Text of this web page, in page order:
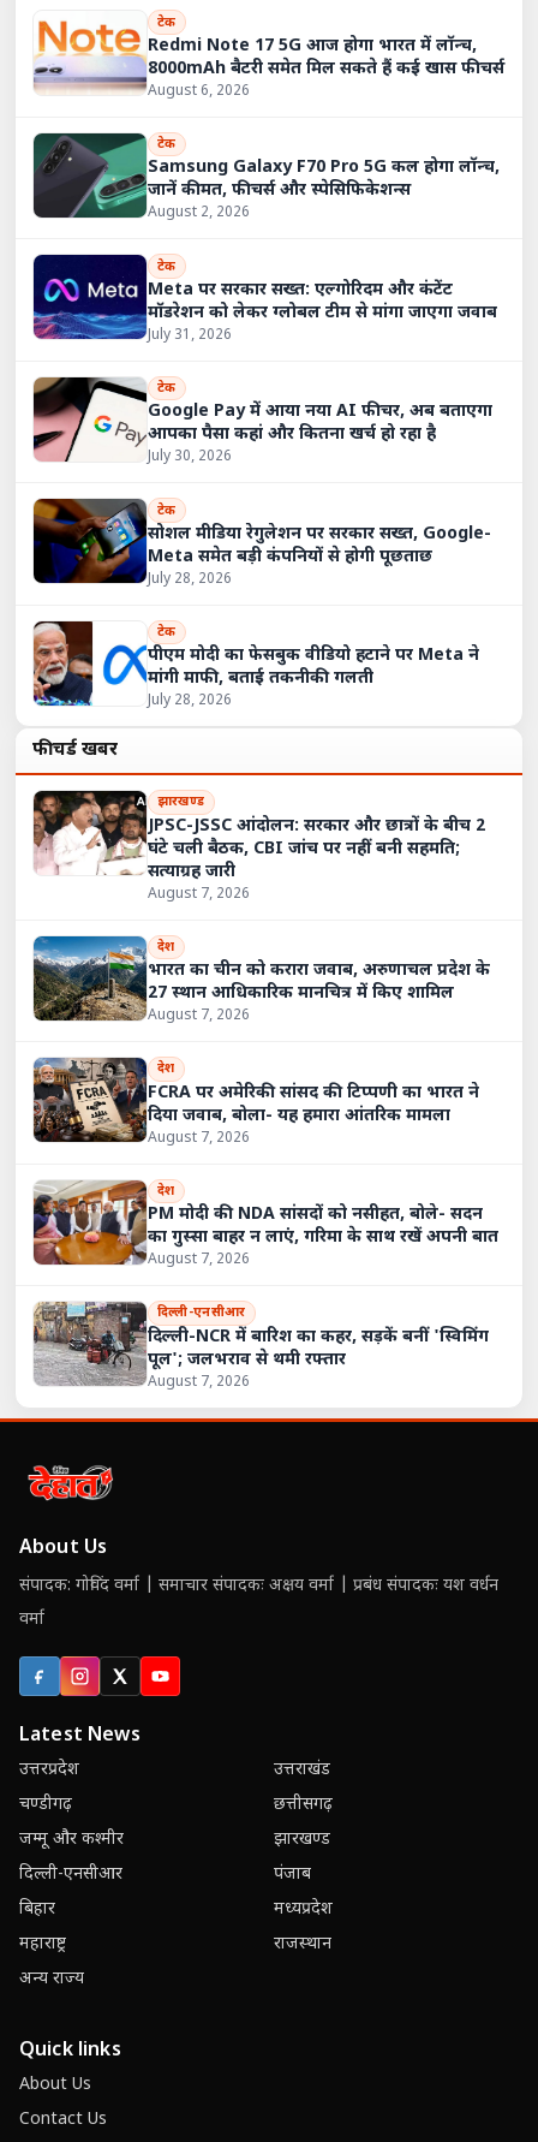
टेक
Redmi Note 17 5G आज होगा भारत में लॉन्च,
8000mAh बैटरी समेत मिल सकते हैं कई खास फीचर्स
August 6, 2026
टेक
Samsung Galaxy F70 Pro 5G कल होगा लॉन्च,
जानें कीमत, फीचर्स और स्पेसिफिकेशन्स
August 2, 2026
टेक
Meta पर सरकार सख्त: एल्गोरिदम और कंटेंट
मॉडरेशन को लेकर ग्लोबल टीम से मांगा जाएगा जवाब
July 31, 2026
टेक
Google Pay में आया नया AI फीचर, अब बताएगा
आपका पैसा कहां और कितना खर्च हो रहा है
July 30, 2026
टेक
सोशल मीडिया रेगुलेशन पर सरकार सख्त, Google-
Meta समेत बड़ी कंपनियों से होगी पूछताछ
July 28, 2026
टेक
पीएम मोदी का फेसबुक वीडियो हटाने पर Meta ने
मांगी माफी, बताई तकनीकी गलती
July 28, 2026
फीचर्ड खबरें
झारखण्ड
JPSC-JSSC आंदोलन: सरकार और छात्रों के बीच 2
घंटे चली बैठक, CBI जांच पर नहीं बनी सहमति;
सत्याग्रह जारी
August 7, 2026
देश
भारत का चीन को करारा जवाब, अरुणाचल प्रदेश के
27 स्थान आधिकारिक मानचित्र में किए शामिल
August 7, 2026
देश
FCRA पर अमेरिकी सांसद की टिप्पणी का भारत ने
दिया जवाब, बोला- यह हमारा आंतरिक मामला
August 7, 2026
देश
PM मोदी की NDA सांसदों को नसीहत, बोले- सदन
का गुस्सा बाहर न लाएं, गरिमा के साथ रखें अपनी बात
August 7, 2026
दिल्ली-एनसीआर
दिल्ली-NCR में बारिश का कहर, सड़कें बनीं 'स्विमिंग
पूल'; जलभराव से थमी रफ्तार
August 7, 2026
About Us
संपादक: गोविंद वर्मा | समाचार संपादकः अक्षय वर्मा | प्रबंध संपादकः यश वर्धन
वर्मा
FacebookInstagram
X (Twitter)
YouTube
Latest News
उत्तरप्रदेश
उत्तराखंड
चण्डीगढ़
छत्तीसगढ़
जम्मू और कश्मीर
झारखण्ड
दिल्ली-एनसीआर
पंजाब
बिहार
मध्यप्रदेश
महाराष्ट्र
राजस्थान
अन्य राज्य
Quick links
About Us
Contact Us